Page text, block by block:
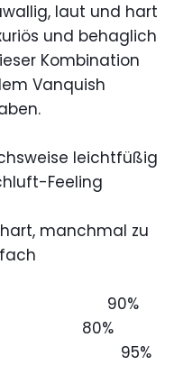
laut und hart
und behaglich
Kombination
Vanquish
leichtfüßig
Feeling
manchmal zu
90%
80%
95%